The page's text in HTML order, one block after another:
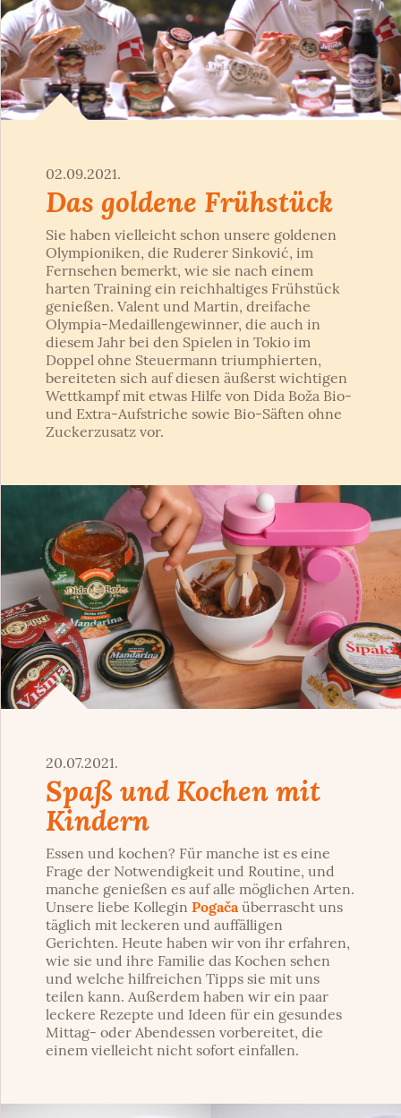
02.09.2021.
Das goldene Frühstück
Sie haben vielleicht schon unsere goldenen
Olympioniken, die Ruderer Sinković, im
Fernsehen bemerkt, wie sie nach einem
harten Training ein reichhaltiges Frühstück
genießen. Valent und Martin, dreifache
Olympia-Medaillengewinner, die auch in
diesem Jahr bei den Spielen in Tokio im
Doppel ohne Steuermann triumphierten,
bereiteten sich auf diesen äußerst wichtigen
Wettkampf mit etwas Hilfe von Dida Boža Bio-
und Extra-Aufstriche sowie Bio-Säften ohne
Zuckerzusatz vor.
20.07.2021.
Spaß und Kochen mit
Kindern
Essen und kochen? Für manche ist es eine
Frage der Notwendigkeit und Routine, und
manche genießen es auf alle möglichen Arten.
Unsere liebe Kollegin Pogača überrascht uns
täglich mit leckeren und auffälligen
Gerichten. Heute haben wir von ihr erfahren,
wie sie und ihre Familie das Kochen sehen
und welche hilfreichen Tipps sie mit uns
teilen kann. Außerdem haben wir ein paar
leckere Rezepte und Ideen für ein gesundes
Mittag- oder Abendessen vorbereitet, die
einem vielleicht nicht sofort einfallen.